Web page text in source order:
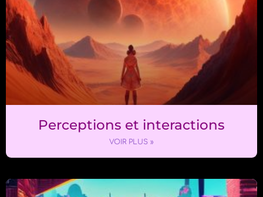
Perceptions et interactions
VOIR PLUS »